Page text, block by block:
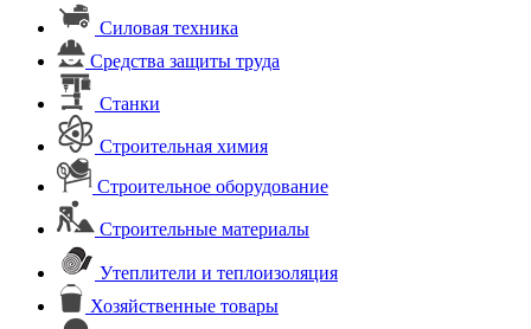
Силовая техника
Средства защиты труда
Станки
Строительная химия
Строительное оборудование
Строительные материалы
Утеплители и теплоизоляция
Хозяйственные товары